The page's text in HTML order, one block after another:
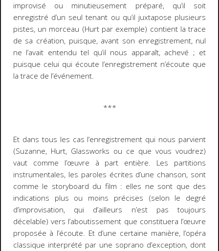
improvisé ou minutieusement préparé, qu’il soit
enregistré d’un seul tenant ou qu’il juxtapose plusieurs
pistes, un morceau (Hurtpar exemple) contient la trace
de sa création, puisque, avant son enregistrement, nul
ne l’avait entendu tel qu’il nous apparaît, achevé ; et
puisque celui qui écoute l’enregistrement n’écoute que
la trace de l’événement.
***
Et dans tous les cas l’enregistrement qui nous parvient
(Suzanne, Hurt, Glassworks ou ce que vous voudrez)
vaut comme l’œuvre à part entière. Les partitions
instrumentales, les paroles écrites d’une chanson, sont
comme le storyboard du film : elles ne sont que des
indications plus ou moins précises (selon le degré
d’improvisation, qui d’ailleurs n’est pas toujours
décelable) vers l’aboutissement que constituera l’œuvre
proposée à l’écoute. Et d’une certaine manière, l’opéra
classique interprété par une soprano d’exception, dont